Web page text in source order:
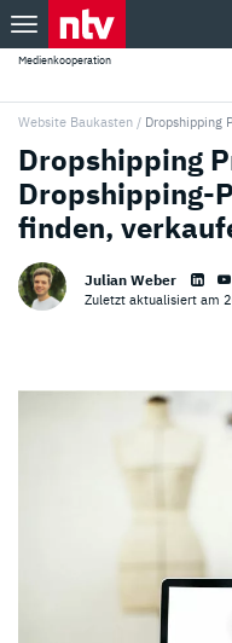
Medienkooperation
Website Baukasten / Dropshipping
Dropshipping
Dropshipping-
finden,
Julian Weber
Zuletzt aktualisiert am